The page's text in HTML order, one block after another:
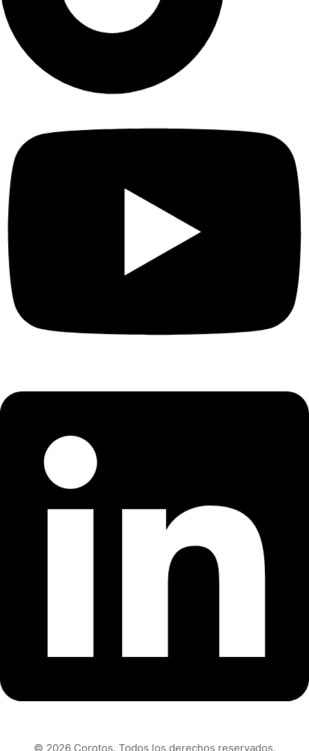
© 2026 Corotos. Todos los derechos reservados.